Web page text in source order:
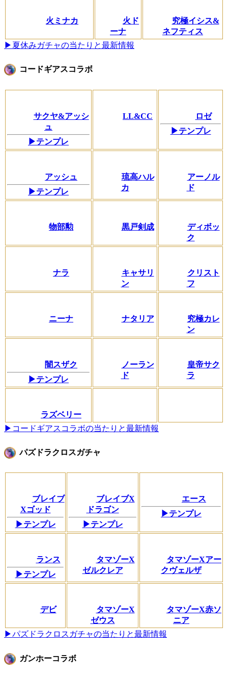
火ミナカ
火ド
ーナ
究極イシス&
ネフティス
▶夏休みガチャの当たりと最新情報
コードギアスコラボ
サクヤ&アッシ
ュ
▶テンプレ
LL&CC
ロゼ
▶テンプレ
アッシュ
▶テンプレ
琉高ハル
カ
アーノル
ド
物部勲 黒戸剣成
ディボッ
ク
ナラ
キャサリ
ン
クリスト
フ
ニーナ ナタリア
究極カレ
ン
闇スザク
▶テンプレ
ノーラン
ド
皇帝サク
ラ
ラズベリー
▶コードギアスコラボの当たりと最新情報
パズドラクロスガチャ
ブレイブ
Xゴッド
▶テンプレ
ブレイブX
ドラゴン
▶テンプレ
エース
▶テンプレ
ランス
▶テンプレ
タマゾーX
ゼルクレア
タマゾーXアー
クヴェルザ
デビ
タマゾーX
ゼウス
タマゾーX赤ソ
ニア
▶パズドラクロスガチャの当たりと最新情報
ガンホーコラボ